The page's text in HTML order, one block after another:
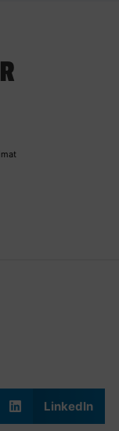
LinkedIn